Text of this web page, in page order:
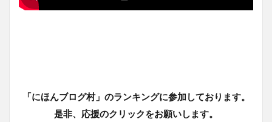
「にほんブログ村」のランキングに参加しております。
是非、応援のクリックをお願いします。